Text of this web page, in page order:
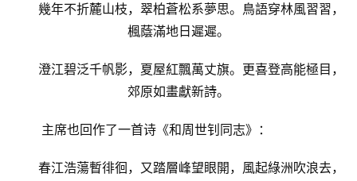
幾年不折麓山枝，翠柏蒼松系夢思。鳥語穿林風習習，
楓蔭滿地日遲遲。
澄江碧泛千帆影，夏屋紅飄萬丈旗。更喜登高能極目，
郊原如畫獻新詩。
主席也回作了一首诗《和周世钊同志》：
春江浩蕩暫徘徊，又踏層峰望眼開，風起綠洲吹浪去，